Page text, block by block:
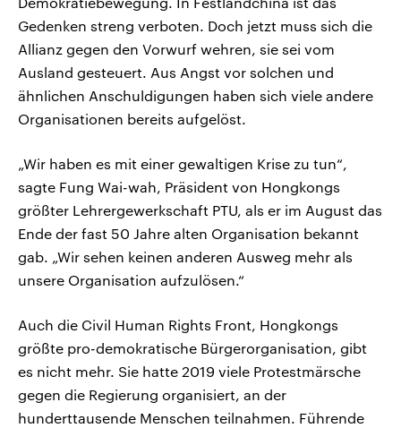
Gedenken streng verboten. Doch jetzt muss sich die
Allianz gegen den Vorwurf wehren, sie sei vom
Ausland gesteuert. Aus Angst vor solchen und
ähnlichen Anschuldigungen haben sich viele andere
Organisationen bereits aufgelöst.
„Wir haben es mit einer gewaltigen Krise zu tun“,
sagte Fung Wai-wah, Präsident von Hongkongs
größter Lehrergewerkschaft PTU, als er im August das
Ende der fast 50 Jahre alten Organisation bekannt
gab. „Wir sehen keinen anderen Ausweg mehr als
unsere Organisation aufzulösen.“
Auch die Civil Human Rights Front, Hongkongs
größte pro-demokratische Bürgerorganisation, gibt
es nicht mehr. Sie hatte 2019 viele Protestmärsche
gegen die Regierung organisiert, an der
hunderttausende Menschen teilnahmen. Führende